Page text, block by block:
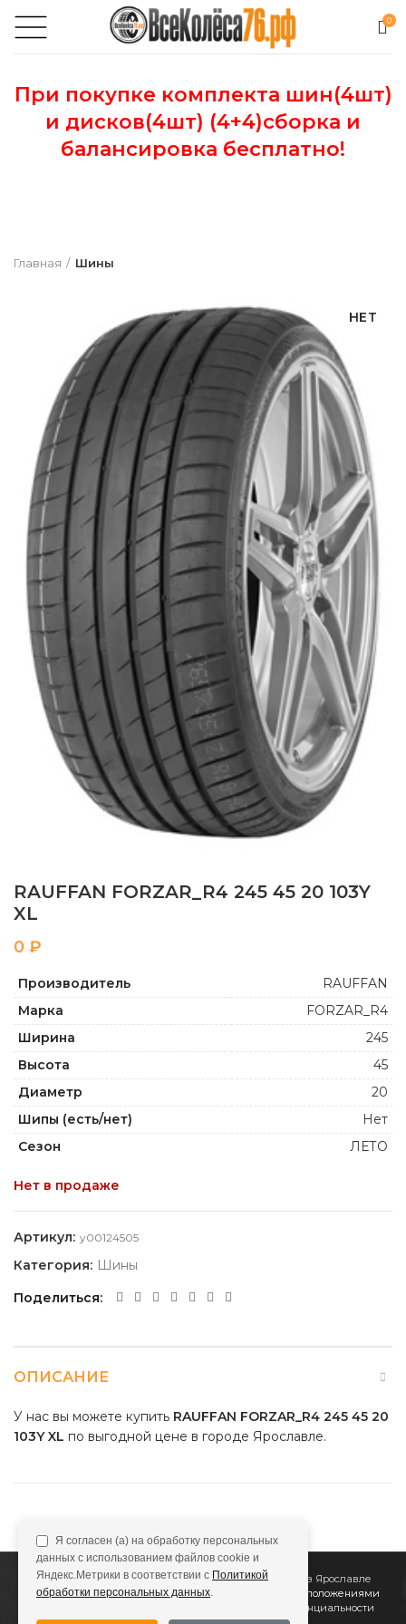
0
При покупке комплекта шин(4шт)
и дисков(4шт) (4+4)сборка и
балансировка бесплатно!
Главная Шины
НЕТ
RAUFFAN FORZAR_R4 245 45 20 103Y
XL
₽
Производитель
RAUFFAN
Марка
FORZAR_R4
Ширина
245
Высота
45
Диаметр
20
Шипы (есть/нет)
Нет
Сезон
ЛЕТО
Нет в продаже
Артикул: y00124505
Категория: Шины
Поделиться
ОПИСАНИЕ
У нас вы можете купить RAUFFAN FORZAR_R4 245 45 20
103Y XL по выгодной цене в городе Ярославле.
2011Все Колёса Интернет-магазин шин и дисков в Ярославле
Сайт не является публичной офертой, определяемой положениями
Политике конфиденциальности
Я согласен (а) на обработку персональных
данных с использованием файлов cookie и
Яндекс.Метрики в соответствии с Политикой
обработки персональных данных.